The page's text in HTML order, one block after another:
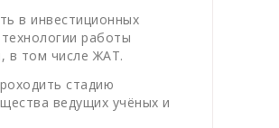
в инвестиционных
работы
в том числе ЖАТ.
стадию
ведущих учёных и